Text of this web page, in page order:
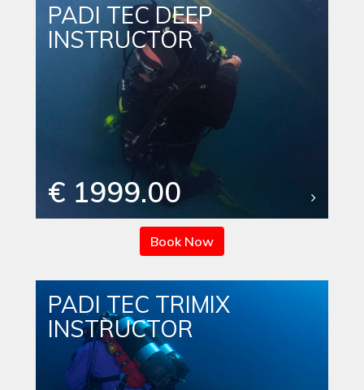
PADI TEC DEEP
INSTRUCTOR
€ 1999.00
Book Now
PADI TEC TRIMIX
INSTRUCTOR